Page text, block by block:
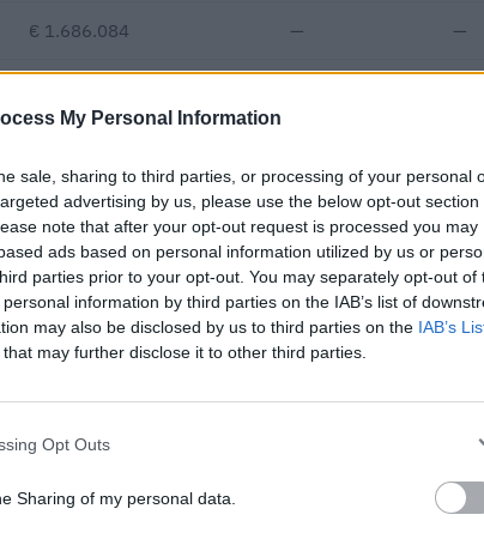
My Personal Information
sale, sharing to third parties, or processing of your personal
advertising by us, please use the below opt-out section
note that after your opt-out request is processed you may
ads based on personal information utilized by us or
parties prior to your opt-out. You may separately opt-out of
information by third parties on the IAB’s list of
may also be disclosed by us to third parties on the IAB’s
that may further disclose it to other third parties.
Opt Outs
Sharing of my personal data.
€ 1.686.084 — —
€ 526.763
Fatturato per dipendente
complessivo di 46.919.787 euro (dati